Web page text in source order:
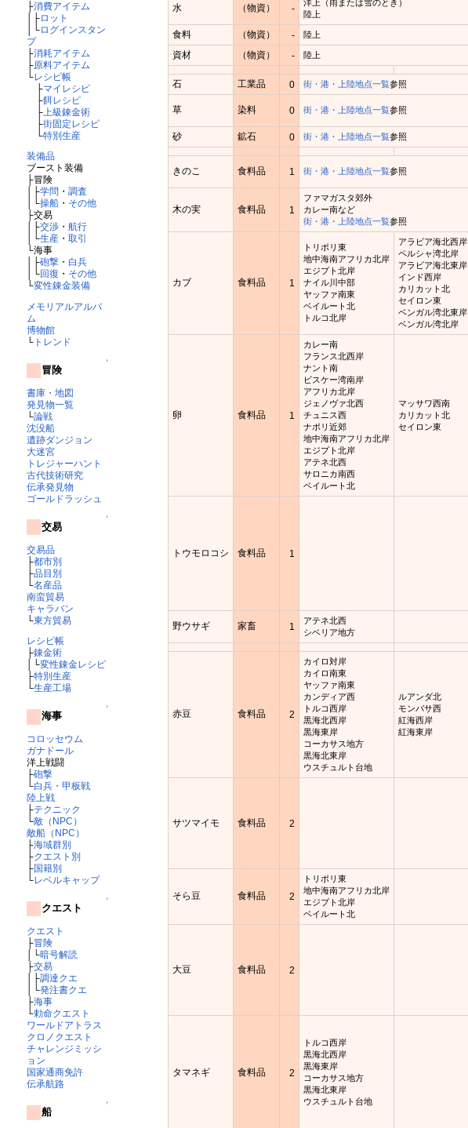
├消費アイテム
│├ロット
│└ログインスタン
プ
├消耗アイテム
├原料アイテム
└レシピ帳
├マイレシピ
├餌レシピ
├上級錬金術
├街固定レシピ
└特別生産
装備品
ブースト装備
├冒険
│├学問 ・ 調査
│└操船・ その他
├交易
│├交渉・ 航行
│└生産・ 取引
└海事
│├砲撃・ 白兵
│└回復 ・ その他
└変性錬金装備
メモリアルアルバ
ム
博物館
└トレンド
↑
冒険
書庫・地図
発見物一覧
└論戦
沈没船
遺跡ダンジョン
大迷宮
トレジャーハント
古代技術研究
伝承発見物
ゴールドラッシュ
↑
交易
交易品
├都市別
├品目別
└名産品
南蛮貿易
キャラバン
└東方貿易
レシピ帳
├錬金術
│└変性錬金レシピ
├特別生産
└生産工場
↑
海事
コロッセウム
ガナドール
洋上戦闘
├砲撃
└白兵・甲板戦
陸上戦
├テクニック
└敵（NPC）
敵船（NPC）
├海域群別
├クエスト別
├国籍別
└レベルキャップ
↑
クエスト
クエスト
├冒険
│└暗号解読
├交易
│├調達クエ
│└発注書クエ
├海事
└勅命クエスト
ワールドアトラス
クロノクエスト
チャレンジミッシ
ョン
国家通商免許
伝承航路
↑
船
水 （物資） -
洋上（雨または雪のとき）
陸上
食料 （物資） - 陸上
資材 （物資） - 陸上
石 工業品 0 街・港・上陸地点一覧参照
草 染料 0 街・港・上陸地点一覧参照
砂 鉱石 0 街・港・上陸地点一覧参照
きのこ 食料品 1 街・港・上陸地点一覧参照
木の実 食料品 1
ファマガスタ郊外
カレー南など
街・港・上陸地点一覧参照
カブ 食料品 1
トリポリ東
地中海南アフリカ北岸
エジプト北岸
ナイル川中部
ヤッファ南東
ベイルート北
トルコ北岸
アラビア海北西岸
ペルシャ湾北岸
アラビア海北東岸
インド西岸
カリカット北
セイロン東
ベンガル湾北東岸
ベンガル湾北岸
卵 食料品 1
カレー南
フランス北西岸
ナント南
ビスケー湾南岸
アフリカ北岸
ジェノヴァ北西
チュニス西
ナポリ近郊
地中海南アフリカ北岸
エジプト北岸
アテネ北西
サロニカ南西
ベイルート北
マッサワ西南
カリカット北
セイロン東
トウモロコシ 食料品 1
野ウサギ 家畜 1
アテネ北西
シベリア地方
赤豆 食料品 2
カイロ対岸
カイロ南東
ヤッファ南東
カンディア西
トルコ西岸
黒海北西岸
黒海東岸
コーカサス地方
黒海北東岸
ウスチュルト台地
ルアンダ北
モンバサ西
紅海西岸
紅海東岸
サツマイモ 食料品 2
そら豆 食料品 2
トリポリ東
地中海南アフリカ北岸
エジプト北岸
ベイルート北
大豆 食料品 2
タマネギ 食料品 2
トルコ西岸
黒海北西岸
黒海東岸
コーカサス地方
黒海北東岸
ウスチュルト台地